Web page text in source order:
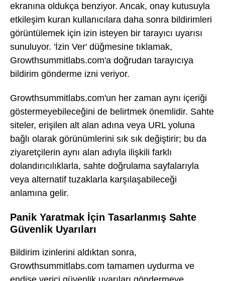
ekranına oldukça benziyor. Ancak, onay kutusuyla
etkileşim kuran kullanıcılara daha sonra bildirimleri
görüntülemek için izin isteyen bir tarayıcı uyarısı
sunuluyor. 'İzin Ver' düğmesine tıklamak,
Growthsummitlabs.com'a doğrudan tarayıcıya
bildirim gönderme izni veriyor.
Growthsummitlabs.com'un her zaman aynı içeriği
göstermeyebileceğini de belirtmek önemlidir. Sahte
siteler, erişilen alt alan adına veya URL yoluna
bağlı olarak görünümlerini sık sık değiştirir; bu da
ziyaretçilerin aynı alan adıyla ilişkili farklı
dolandırıcılıklarla, sahte doğrulama sayfalarıyla
veya alternatif tuzaklarla karşılaşabileceği
anlamına gelir.
Panik Yaratmak İçin Tasarlanmış Sahte
Güvenlik Uyarıları
Bildirim izinlerini aldıktan sonra,
Growthsummitlabs.com tamamen uydurma ve